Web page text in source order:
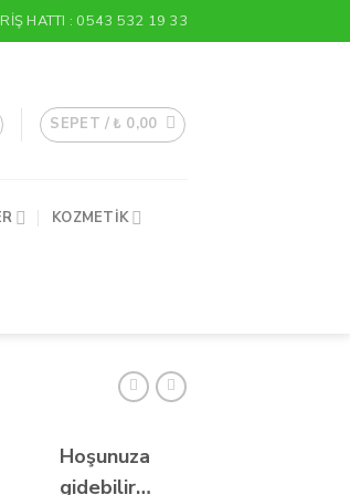
HATTI : 0543 532 19 33
SEPET / ₺ 0,00
KOZMETIK
Hoşunuza
gidebilir…